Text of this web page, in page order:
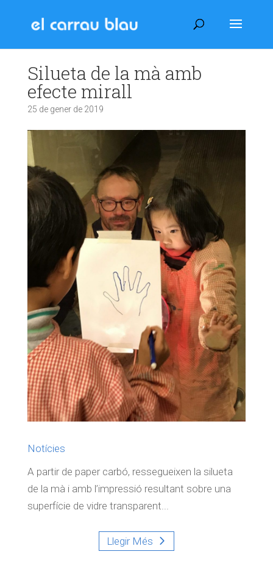
Silueta de la mà amb
efecte mirall
25 de gener de 2019
Notícies
A partir de paper carbó, ressegueixen la silueta
de la mà i amb l’impressió resultant sobre una
superfície de vidre transparent...
Llegir Més